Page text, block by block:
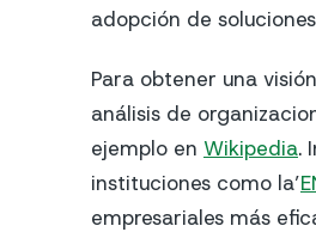
adopción de
Para obtener una
análisis de
ejemplo en Wikipedia.
instituciones como la’
empresariales más